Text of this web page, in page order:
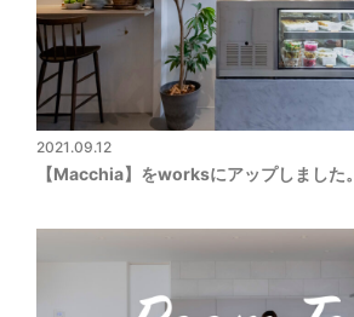
2021.09.12
【Macchia】をworksにアップしました。